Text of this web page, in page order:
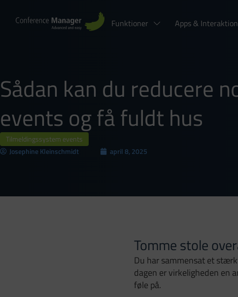
Funktioner Apps & Interaktion
Sådan kan du reducere
events og få fuldt hus
Tilmeldingssystem events
Josephine Kleinschmidt
april 8, 2025
Tomme stole
Du har sammensat et
dagen er virkeligheden en
føle på.